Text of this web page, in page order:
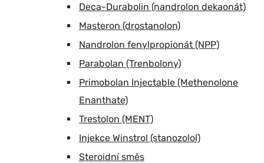
Deca-Durabolin (nandrolon dekaonát)
Masteron (drostanolon)
Nandrolon fenylpropionát (NPP)
Parabolan (Trenbolony)
Primobolan Injectable (Methenolone
Enanthate)
Trestolon (MENT)
Injekce Winstrol (stanozolol)
Steroidní směs